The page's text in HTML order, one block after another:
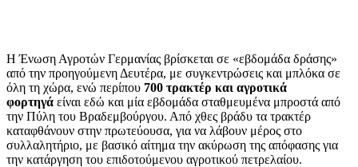
Η Ένωση Αγροτών Γερμανίας βρίσκεται σε «εβδομάδα δράσης»
από την προηγούμενη Δευτέρα, με συγκεντρώσεις και μπλόκα σε
όλη τη χώρα, ενώ περίπου 700 τρακτέρ και αγροτικά
φορτηγά είναι εδώ και μία εβδομάδα σταθμευμένα μπροστά από
την Πύλη του Βραδεμβούργου. Από χθες βράδυ τα τρακτέρ
καταφθάνουν στην πρωτεύουσα, για να λάβουν μέρος στο
συλλαλητήριο, με βασικό αίτημα την ακύρωση της απόφασης για
την κατάργηση του επιδοτούμενου αγροτικού πετρελαίου.